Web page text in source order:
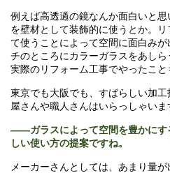
例えば高透過の鏡なんか面白いと
を壁材として装飾的に使うとか。
て使うことによって空間に面白み
チのところにカラーガラスをあしら
実際のリフォーム工事でやったこと
東京でも大阪でも、すばらしい加
屋さんや職人さんはいらっしゃいま
――ガラスによって空間を豊かにす
しい使い方の提案ですね。
メーカーさんとしては、あまり量